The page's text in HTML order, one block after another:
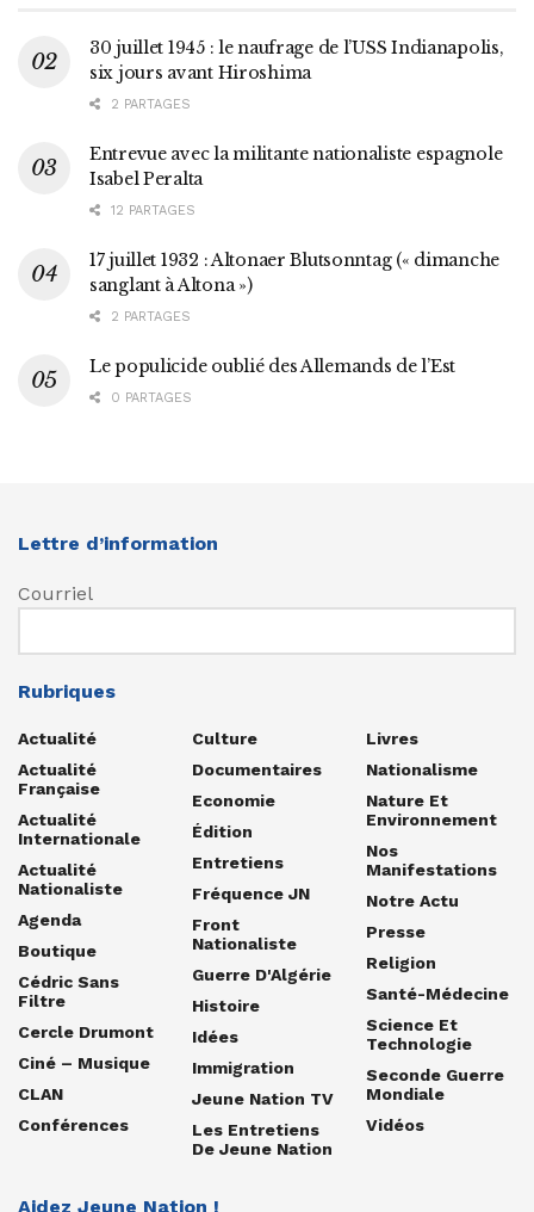
30 juillet 1945 : le naufrage de l’USS Indianapolis,
six jours avant Hiroshima
2 PARTAGES
Entrevue avec la militante nationaliste espagnole
Isabel Peralta
12 PARTAGES
17 juillet 1932 : Altonaer Blutsonntag (« dimanche
sanglant à Altona »)
2 PARTAGES
Le populicide oublié des Allemands de l’Est
0 PARTAGES
Lettre d’information
Courriel
Rubriques
Actualité
Actualité
Française
Actualité
Internationale
Actualité
Nationaliste
Agenda
Boutique
Cédric Sans
Filtre
Cercle Drumont
Ciné – Musique
CLAN
Conférences
Culture
Documentaires
Economie
Édition
Entretiens
Fréquence JN
Front
Nationaliste
Guerre D'Algérie
Histoire
Idées
Immigration
Jeune Nation TV
Les Entretiens
De Jeune Nation
Livres
Nationalisme
Nature Et
Environnement
Nos
Manifestations
Notre Actu
Presse
Religion
Santé-Médecine
Science Et
Technologie
Seconde Guerre
Mondiale
Vidéos
Aidez Jeune Nation !